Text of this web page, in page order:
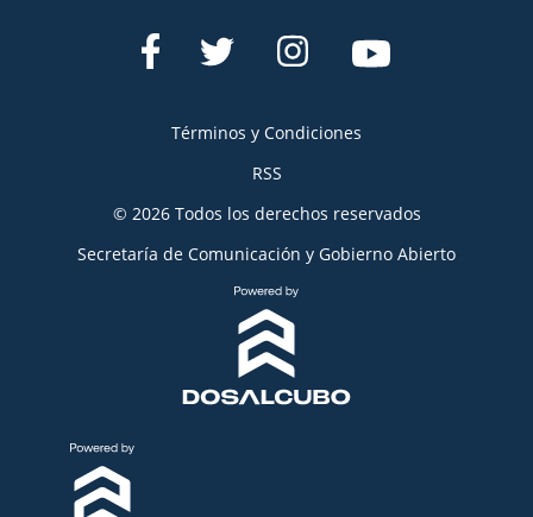
Términos y Condiciones
RSS
© 2026 Todos los derechos reservados
Secretaría de Comunicación y Gobierno Abierto